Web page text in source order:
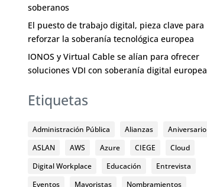
soberanos
El puesto de trabajo digital, pieza clave para
reforzar la soberanía tecnológica europea
IONOS y Virtual Cable se alían para ofrecer
soluciones VDI con soberanía digital europea
Etiquetas
Administración Pública Alianzas
Aniversario
ASLAN
AWS Azure CIEGE
Cloud
Digital Workplace
Educación
Entrevista
Eventos
Mayoristas
Nombramientos